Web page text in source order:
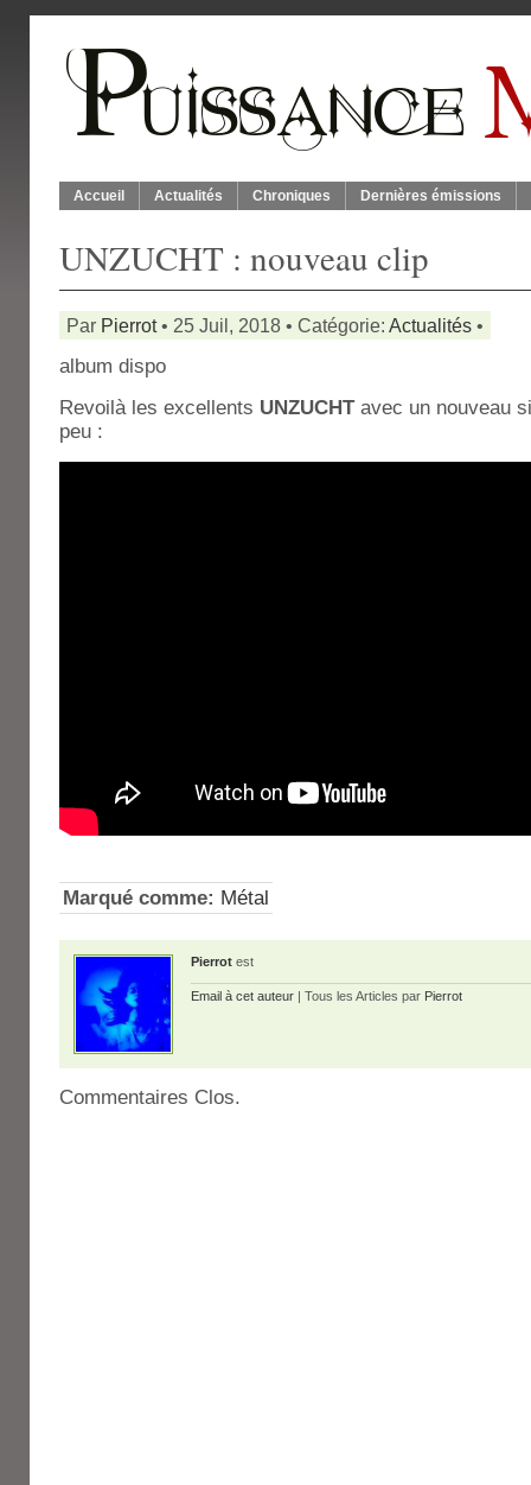
Accueil Actualités Chroniques Dernières émissions
UNZUCHT : nouveau clip
Par Pierrot• 25 Juil, 2018 • Catégorie: Actualités •
album dispo
Revoilà les excellents UNZUCHTavec un nouveau
peu :
Marqué comme: Métal
Pierrot est
Email à cet auteur | Tous les Articles par Pierrot
Commentaires Clos.